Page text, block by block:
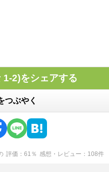
1-2)をシェアする
つぶやく
評価 61 ％ 感想・レビュー 108件